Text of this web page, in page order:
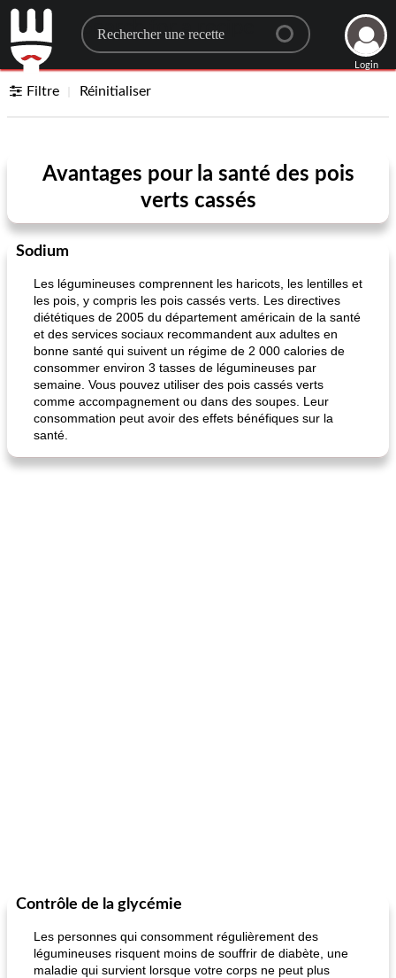
Search for a recipe
Login
Filtre Réinitialiser
Avantages pour la santé des pois
verts cassés
Sodium
Les légumineuses comprennent les haricots, les lentilles et
les pois, y compris les pois cassés verts. Les directives
diététiques de 2005 du département américain de la santé
et des services sociaux recommandent aux adultes en
bonne santé qui suivent un régime de 2 000 calories de
consommer environ 3 tasses de légumineuses par
semaine. Vous pouvez utiliser des pois cassés verts
comme accompagnement ou dans des soupes. Leur
consommation peut avoir des effets bénéfiques sur la
santé.
Contrôle de la glycémie
Les personnes qui consomment régulièrement des
légumineuses risquent moins de souffrir de diabète, une
maladie qui survient lorsque votre corps ne peut plus